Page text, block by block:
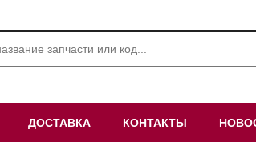
ДОСТАВКА КОНТАКТЫ